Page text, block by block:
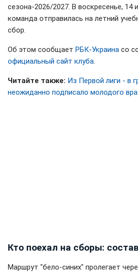
сезона-2026/2027. В воскресенье, 14
команда отправилась на летний
сбор.
Об этом сообщает РБК-Украина со
официальный сайт клуба
Читайте также: Из Первой лиги - в
неожиданно подписало молодого
Кто поехал на сборы:
Маршрут "бело-синих" пролегает